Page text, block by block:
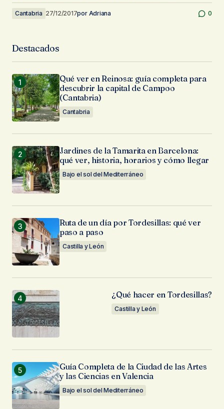
Cantabria 27/12/2017por Adriana 0
Destacados
Qué ver en Reinosa: guía completa para
descubrir la capital de Campoo
(Cantabria)
Cantabria
Jardines de la Tamarita en Barcelona:
qué ver, historia, horarios y cómo llegar
Bajo el sol del Mediterráneo
Ruta de un día por Tordesillas: qué ver
paso a paso
Castilla y León
¿Qué hacer en Tordesillas?
Castilla y León
Guía Completa de la Ciudad de las Artes
y las Ciencias en Valencia
Bajo el sol del Mediterráneo